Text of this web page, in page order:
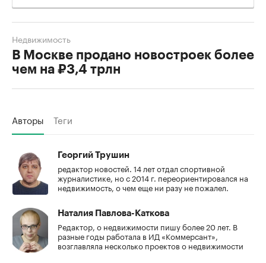
В Москве продано новостроек более
чем на ₽3,4 трлн
Недвижимость
Авторы Теги
Георгий Трушин
редактор новостей. 14 лет отдал спортивной
журналистике, но с 2014 г. переориентировался на
недвижимость, о чем еще ни разу не пожалел.
Наталия Павлова-Каткова
Редактор, о недвижимости пишу более 20 лет. В
разные годы работала в ИД «Коммерсант»,
возглавляла несколько проектов о недвижимости